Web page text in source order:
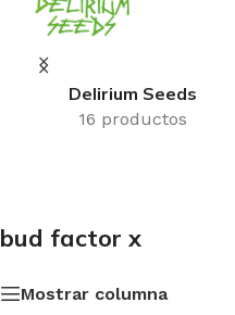
Delirium Seeds
16 productos
bud factor x
Mostrar columna